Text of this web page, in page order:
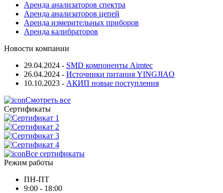
Аренда анализаторов спектра
Аренда анализаторов цепей
Аренда измерительных приборов
Аренда калибраторов
Новости компании
29.04.2024 - SMD компоненты Aimtec
26.04.2024 - Источники питания YINGJIAO
10.10.2023 - АКИП новые поступления
Смотреть все
Сертификаты
Все сертификаты
Режим работы
ПН-ПТ
9:00 - 18:00